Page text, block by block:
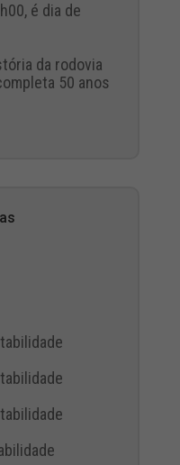
é dia de
da rodovia
50 anos